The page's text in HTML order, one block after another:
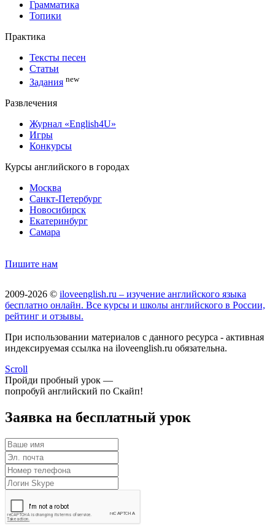
Грамматика
Топики
Практика
Тексты песен
Статьи
Задания new
Развлечения
Журнал «English4U»
Игры
Конкурсы
Курсы английского в городах
Москва
Санкт-Петербург
Новосибирск
Екатеринбург
Самара
Пишите нам
2009-2026 © iloveenglish.ru – изучение английского языка
бесплатно онлайн. Все курсы и школы английского в России,
рейтинг и отзывы.
При использовании материалов с данного ресурса - активная
индексируемая ссылка на iloveenglish.ru обязательна.
Scroll
Пройди пробный урок —
попробуй английский по Скайп!
Заявка на бесплатный урок